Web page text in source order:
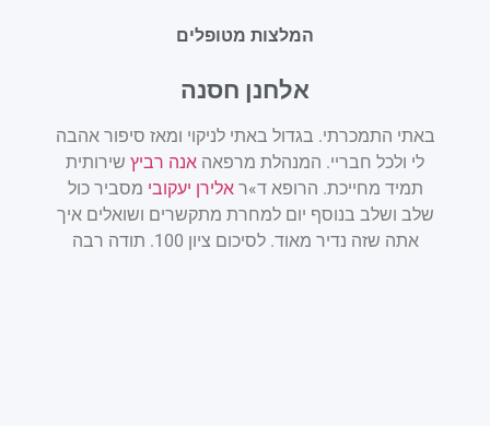
המלצות מטופלים
אלחנן חסנה
באתי התמכרתי. בגדול באתי לניקוי ומאז סיפור אהבה
לי ולכל חבריי. המנהלת מרפאה אנה רביץ שירותית
תמיד מחייכת. הרופא ד»ראלירן יעקובי מסביר כול
שלב ושלב בנוסף יום למחרת מתקשרים ושואלים איך
אתה שזה נדיר מאוד. לסיכום ציון 100. תודה רבה